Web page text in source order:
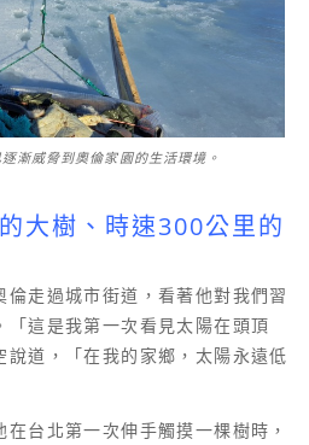
漸威脅到奧倫家園的生活環境。
大樹、時速300公里的
走過城市街道，看著他對我們習
這是我第一次看見太陽在頭頂
說道，「在我的家鄉，太陽永遠低
台北第一次伸手觸摸一棵樹時，